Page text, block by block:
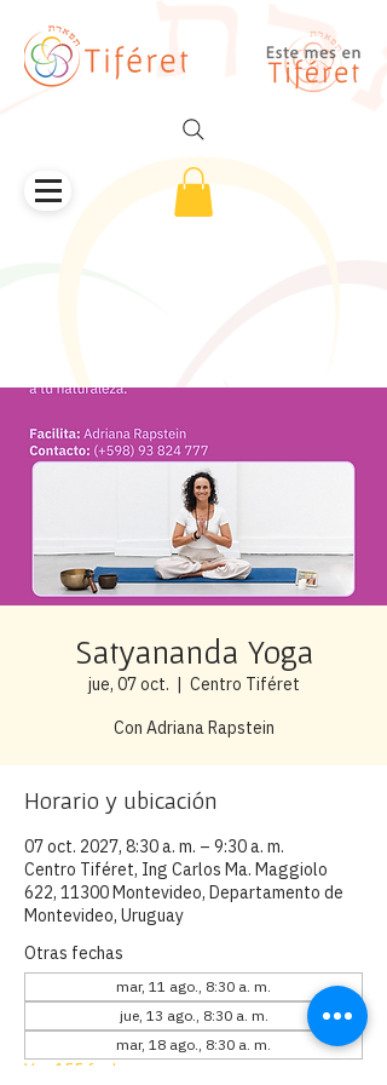
Satyananda Yoga
jue, 07 oct.
  |
Centro Tiféret
Con Adriana Rapstein
Horario y ubicación
07 oct. 2027, 8:30 a. m. – 9:30 a. m.
Centro Tiféret, Ing Carlos Ma. Maggiolo
622, 11300 Montevideo, Departamento de
Montevideo, Uruguay
Otras fechas
mar, 11 ago., 8:30 a. m.
jue, 13 ago., 8:30 a. m.
mar, 18 ago., 8:30 a. m.
Ver 155 fechas